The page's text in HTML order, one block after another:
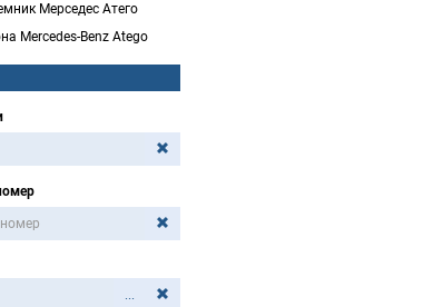
Мерседес Атего
Mercedes-Benz Atego
...